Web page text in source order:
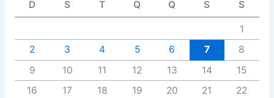
D S T Q Q S S
1
2
3 4 5 6 7
8
9
10 11 12 13 14
15
16
17 18 19 20 21
22